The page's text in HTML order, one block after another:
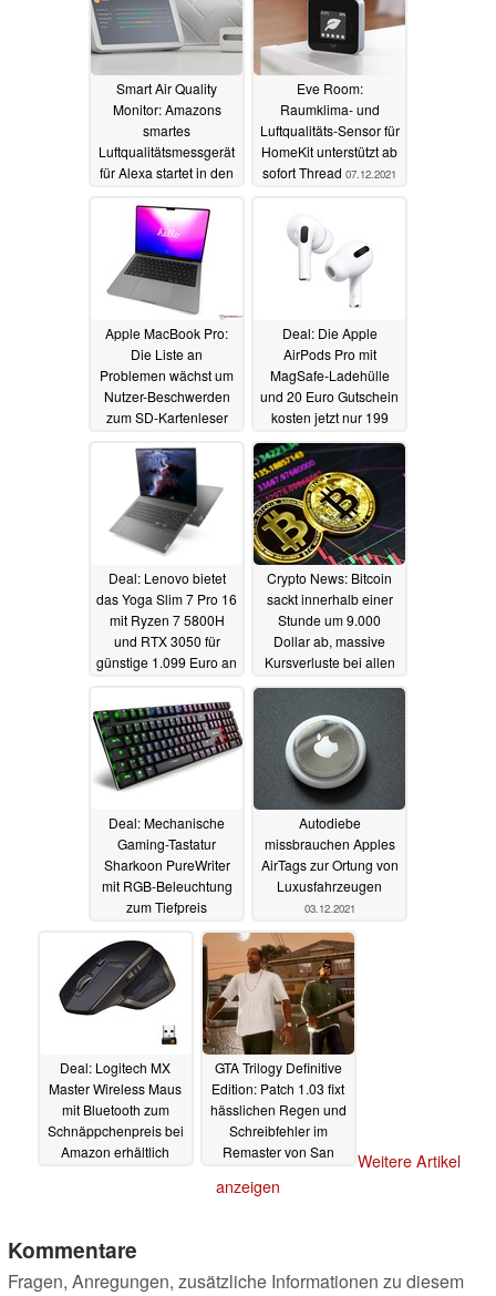
Smart Air Quality
Monitor: Amazons
smartes
Luftqualitätsmessgerät
für Alexa startet in den
Eve Room:
Raumklima- und
Luftqualitäts-Sensor für
HomeKit unterstützt ab
sofort Thread 07.12.2021
Apple MacBook Pro:
Die Liste an
Problemen wächst um
Nutzer-Beschwerden
zum SD-Kartenleser
Deal: Die Apple
AirPods Pro mit
MagSafe-Ladehülle
und 20 Euro Gutschein
kosten jetzt nur 199
Euro06.12.2021
Deal: Lenovo bietet
das Yoga Slim 7 Pro 16
mit Ryzen 7 5800H
und RTX 3050 für
günstige 1.099 Euro an
Crypto News: Bitcoin
sackt innerhalb einer
Stunde um 9.000
Dollar ab, massive
Kursverluste bei allen
großen
schüren Crash-Ängste
04.12.2021
Deal: Mechanische
Gaming-Tastatur
Sharkoon PureWriter
mit RGB-Beleuchtung
zum Tiefpreis
03.12.2021
Autodiebe
missbrauchen Apples
AirTags zur Ortung von
Luxusfahrzeugen
03.12.2021
Deal: Logitech MX
Master Wireless Maus
mit Bluetooth zum
Schnäppchenpreis bei
Amazon erhältlich
GTA Trilogy Definitive
Edition: Patch 1.03 fixt
hässlichen Regen und
Schreibfehler im
Remaster von San
GTA 330.11.2021
Weitere Artikel
anzeigen
Kommentare
Fragen, Anregungen, zusätzliche Informationen zu diesem